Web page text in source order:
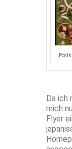
Da ich
mich
Flyer